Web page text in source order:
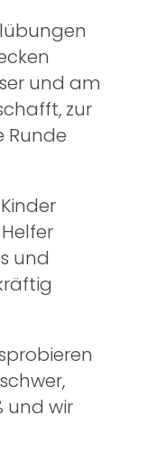
und am
zur
Runde
und
und wir